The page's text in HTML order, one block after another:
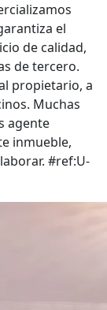
el
de calidad,
de tercero.
propietario, a
Muchas
agente
inmueble,
#ref:U-